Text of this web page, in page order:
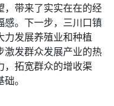
，带来了实实在在的经
感。下一步，三川口镇
力发展养殖业和种植
激发群众发展产业的热
，拓宽群众的增收渠
。